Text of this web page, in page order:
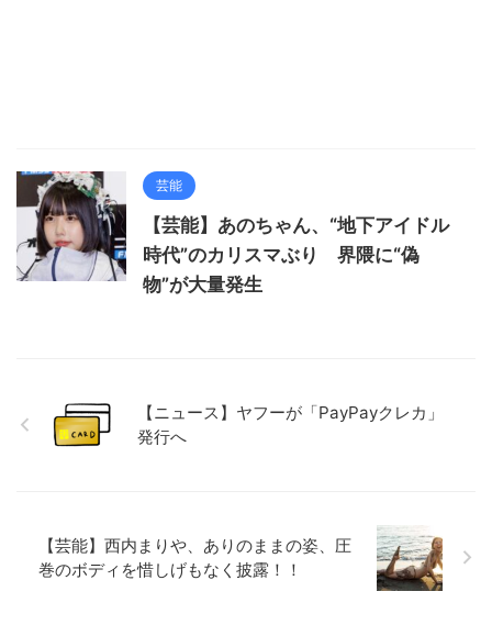
芸能
【芸能】あのちゃん、“地下アイドル
時代”のカリスマぶり 界隈に“偽
物”が大量発生
【ニュース】ヤフーが「PayPayクレカ」
発行へ
【芸能】西内まりや、ありのままの姿、圧
巻のボディを惜しげもなく披露！！